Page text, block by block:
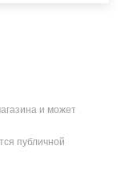
и может
публичной